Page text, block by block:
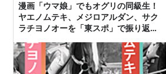
リリーオブザナイル
漫画「ウマ娘」でもオグリの同級生！
ヤエノムテキ、メジロアルダン、サク
ラチヨノオーを「東スポ」で振り返る